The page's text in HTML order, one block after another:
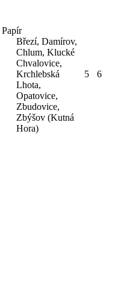
Papír
Březí, Damírov,
Chlum, Klucké
Chvalovice,
Krchlebská
Lhota,
Opatovice,
Zbudovice,
Zbýšov (Kutná
Hora)
5 6